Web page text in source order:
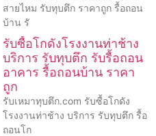
สายไหม รับทุบตึก ราคาถูก รื้อถอน
บ้าน รั
รับซื้อโกดังโรงงานท่าช้าง
บริการ รับทุบตึก รับรื้อถอน
อาคาร รื้อถอนบ้าน ราคา
ถูก
รับเหมาทุบตึก.com รับซื้อโกดัง
โรงงานท่าช้าง บริการ รับทุบตึก รื้อ
ถอนโก